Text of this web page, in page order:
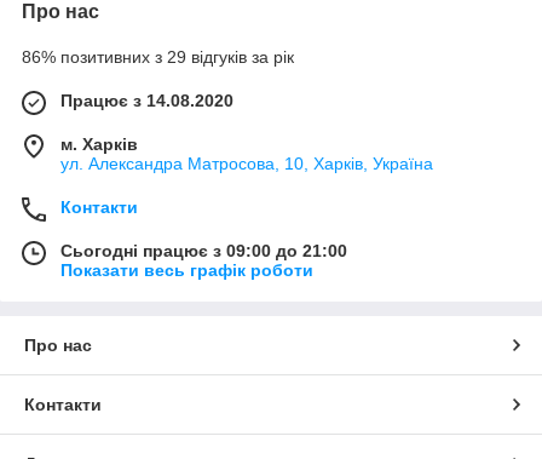
Про нас
86% позитивних з 29 відгуків за рік
Працює з 14.08.2020
м. Харків
ул. Александра Матросова, 10, Харків, Україна
Контакти
Сьогодні працює з 09:00 до 21:00
Показати весь графік роботи
Про нас
Контакти